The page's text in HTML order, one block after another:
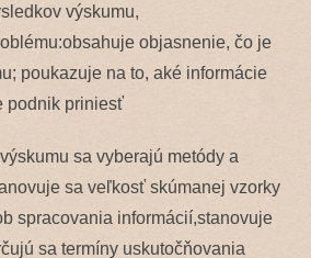
výskumu,
objasnenie, čo je
poukazuje na to, aké informácie
podnik priniesť
sa vyberajú metódy a
sa veľkosť skúmanej vzorky
spracovania informácií,stanovuje
sa termíny uskutočňovania